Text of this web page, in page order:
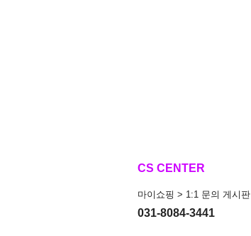
CS CENTER
마이쇼핑 > 1:1 문의 게시판
031-8084-3441